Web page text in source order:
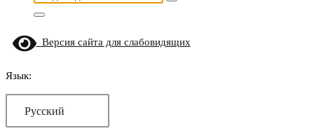
Версия сайта для слабовидящих
Язык:
Русский